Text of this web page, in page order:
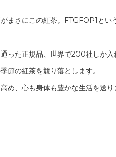
まさにこの紅茶。FTGFOP1とい
った正規品、世界で200社しか
節の紅茶を競り落とします。
め、心も身体も豊かな生活を送り